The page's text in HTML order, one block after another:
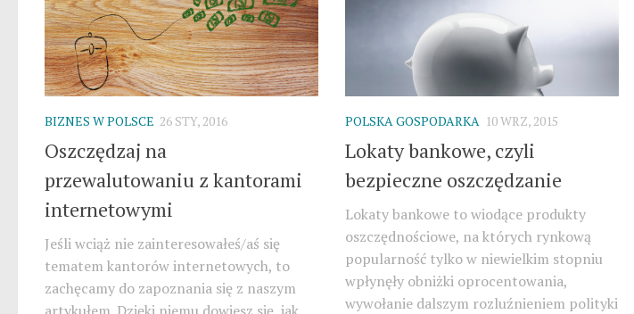
BIZNES W POLSCE 26 STY, 2016
Oszczędzaj na
przewalutowaniu z kantorami
internetowymi
Jeśli wciąż nie zainteresowałeś/aś się
tematem kantorów internetowych, to
zachęcamy do zapoznania się z naszym
POLSKA GOSPODARKA 10 WRZ, 2015
Lokaty bankowe, czyli
bezpieczne oszczędzanie
Lokaty bankowe to wiodące produkty
oszczędnościowe, na których rynkową
popularność tylko w niewielkim stopniu
wpłynęły obniżki oprocentowania,
wywołanie dalszym rozluźnieniem polityki